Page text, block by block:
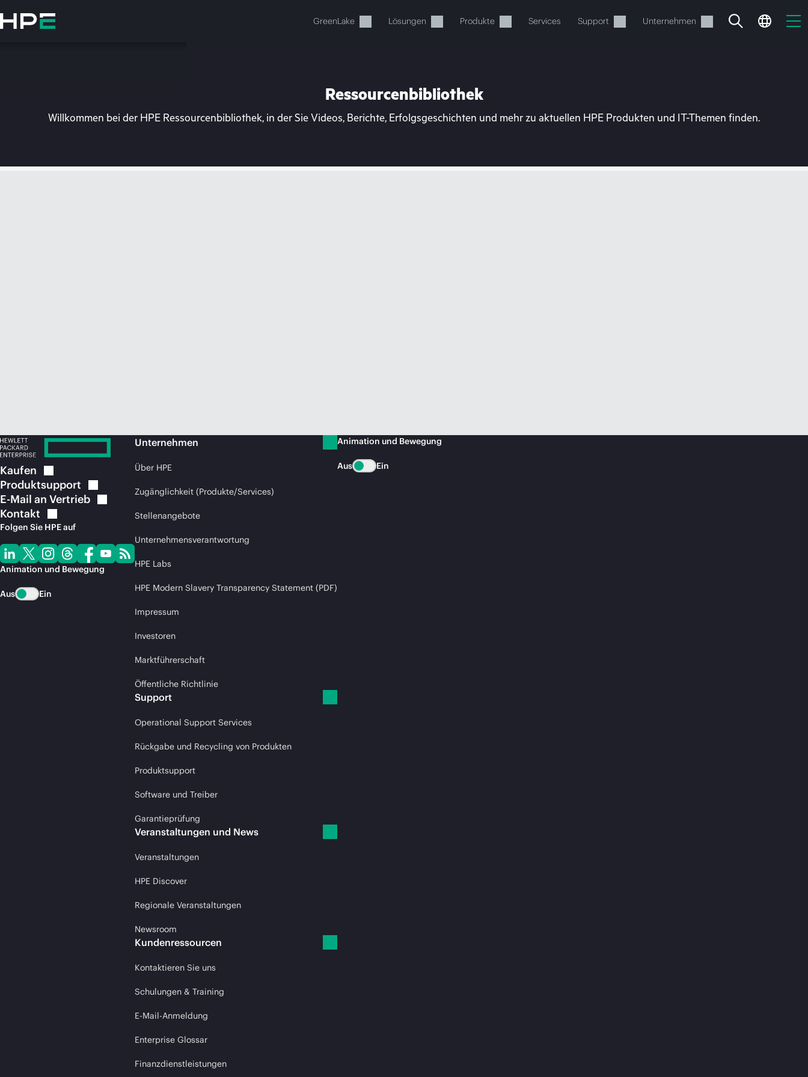
Hauptinhalt
wechseln
GreenLake Lösungen Produkte Services Support Unternehmen
Ihr Warenkorb ist aktuell leer
Ressourcenbibliothek
Willkommen bei der HPE Ressourcenbibliothek, in der Sie Videos, Berichte, Erfolgsgeschichten und mehr zu aktuellen HPE Produkten und IT-Themen finden.
Kaufen
Produktsupport
E-Mail an Vertrieb
Kontakt
Folgen Sie HPE auf
Animation und Bewegung
Aus Ein
Unternehmen
Über HPE
Zugänglichkeit (Produkte/Services)
Stellenangebote
Unternehmensverantwortung
HPE Labs
HPE Modern Slavery Transparency Statement (PDF)
Impressum
Investoren
Marktführerschaft
Öffentliche Richtlinie
Support
Operational Support Services
Rückgabe und Recycling von Produkten
Produktsupport
Software und Treiber
Garantieprüfung
Veranstaltungen und News
Veranstaltungen
HPE Discover
Regionale Veranstaltungen
Newsroom
Kundenressourcen
Kontaktieren Sie uns
Schulungen & Training
E-Mail-Anmeldung
Enterprise Glossar
Finanzdienstleistungen
Animation und Bewegung
Aus Ein